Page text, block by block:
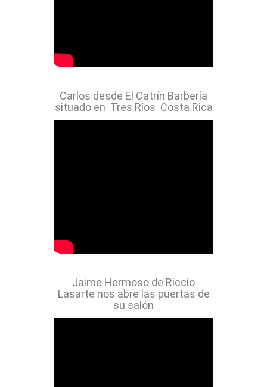
Carlos desde El Catrín Barbería
situado en Tres Ríos Costa Rica
Jaime Hermoso de Riccio
Lasarte nos abre las puertas de
su salón